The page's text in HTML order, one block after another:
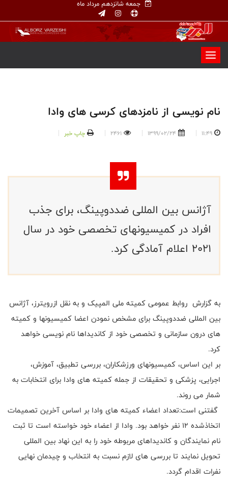
جمعه شانزدهم مرداد ماه
نام نویسی از نامزدهای کرسی های وادا
11:49
1399/02/24
2461 چاپ خبر
آژانس بین المللی ضددوپینگ، برای جذب
افراد در کمیسیونهای تخصصی خود در سال
2021 اعلام آمادگی کرد.
به گزارش روابط عمومی کمیته ملی المپیک و به نقل ازرویترز، آژانس
بین المللی ضددوپینگ برای مشخص نمودن اعضا کمیسیونها و کمیته
های درون سازمانی و تخصصی خود از کاندیداها نام نویسی خواهد
کرد.
بر این اساس، کمیسیونهای ورزشکاران، بررسی تطبیق، آموزش،
اجرایی، پزشکی و تحقیقات از جمله کمیته های وادا برای انتخابات به
شمار می روند.
گفتنی است:تعداد اعضاء کمیته های وادا بر اساس آخرین تصمیمات
اتخاذشده 12 نفر خواهد بود. وادا از اعضاء خود خواسته است تا ثبت
نام نمایندگان و کاندیداهای مربوطه خود را به این نهاد بین المللی
تحویل نمایند تا بررسی های لازم نسبت به انتخاب و چیدمان نهایی
نفرات اقدام گردد.